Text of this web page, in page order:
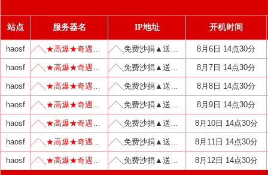
站点 服务器名 IP地址 开机时间
haosf ╱╲★高爆★奇遇无限刀╱╲ ╱╲免费沙捐▲送满回馈╱ 8月6日 14点30分
haosf ╱╲★高爆★奇遇无限刀╱╲ ╱╲免费沙捐▲送满回馈╱ 8月7日 14点30分
haosf ╱╲★高爆★奇遇无限刀╱╲ ╱╲免费沙捐▲送满回馈╱ 8月8日 14点30分
haosf ╱╲★高爆★奇遇无限刀╱╲ ╱╲免费沙捐▲送满回馈╱ 8月9日 14点30分
haosf ╱╲★高爆★奇遇无限刀╱╲ ╱╲免费沙捐▲送满回馈╱ 8月10日 14点30分
haosf ╱╲★高爆★奇遇无限刀╱╲ ╱╲免费沙捐▲送满回馈╱ 8月11日 14点30分
haosf ╱╲★高爆★奇遇无限刀╱╲ ╱╲免费沙捐▲送满回馈╱ 8月12日 14点30分